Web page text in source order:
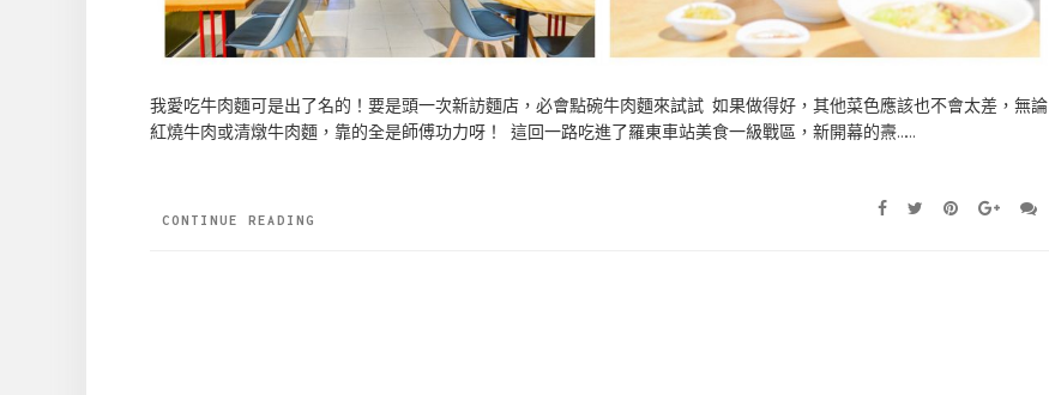
我愛吃牛肉麵可是出了名的！要是頭一次新訪麵店，必會點碗牛肉麵來試試 如果做得好，其他菜色應該也不會太差，無論
紅燒牛肉或清燉牛肉麵，靠的全是師傅功力呀！ 這回一路吃進了羅東車站美食一級戰區，新開幕的燾……
CONTINUE READING